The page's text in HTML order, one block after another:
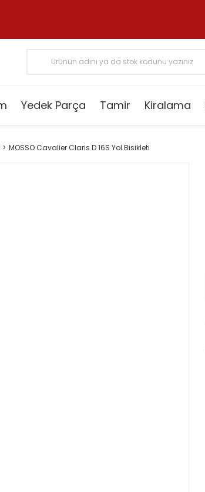
Yedek Parça Tamir Kiralama
MOSSO Cavalier Claris D 16S Yol Bisikleti